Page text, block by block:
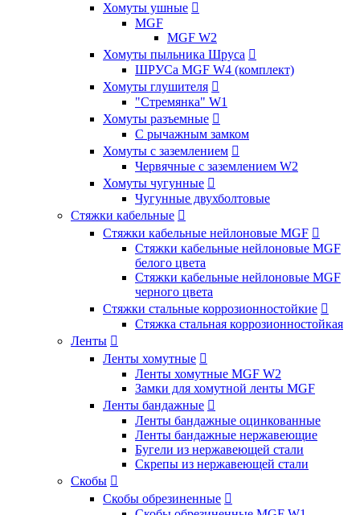
Хомуты ушные 
MGF
MGF W2
Хомуты пыльника Шруса 
ШРУСа MGF W4 (комплект)
Хомуты глушителя 
"Стремянка" W1
Хомуты разъемные 
С рычажным замком
Хомуты с заземлением 
Червячные с заземлением W2
Хомуты чугунные 
Чугунные двухболтовые
Стяжки кабельные 
Стяжки кабельные нейлоновые MGF 
Стяжки кабельные нейлоновые MGF
белого цвета
Стяжки кабельные нейлоновые MGF
черного цвета
Стяжки стальные коррозионностойкие 
Стяжка стальная коррозионностойкая
Ленты 
Ленты хомутные 
Ленты хомутные MGF W2
Замки для хомутной ленты MGF
Ленты бандажные 
Ленты бандажные оцинкованные
Ленты бандажные нержавеющие
Бугели из нержавеющей стали
Скрепы из нержавеющей стали
Скобы 
Скобы обрезиненные 